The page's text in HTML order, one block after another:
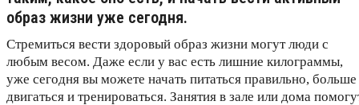
образ жизни уже сегодня.
Стремиться вести здоровый образ жизни могут люди с
любым весом. Даже если у вас есть лишние килограммы,
уже сегодня вы можете начать питаться правильно, больше
двигаться и тренироваться. Занятия в зале или дома